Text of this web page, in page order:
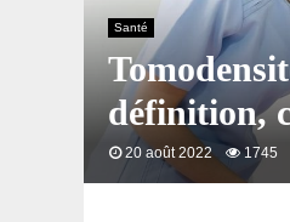
Santé
définition,
20 août 2022 1745